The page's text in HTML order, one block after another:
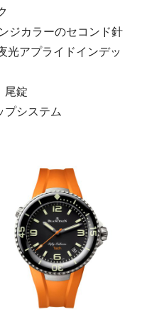
ジカラーのセコンド針
光アプライドインデッ
尾錠
プシステム